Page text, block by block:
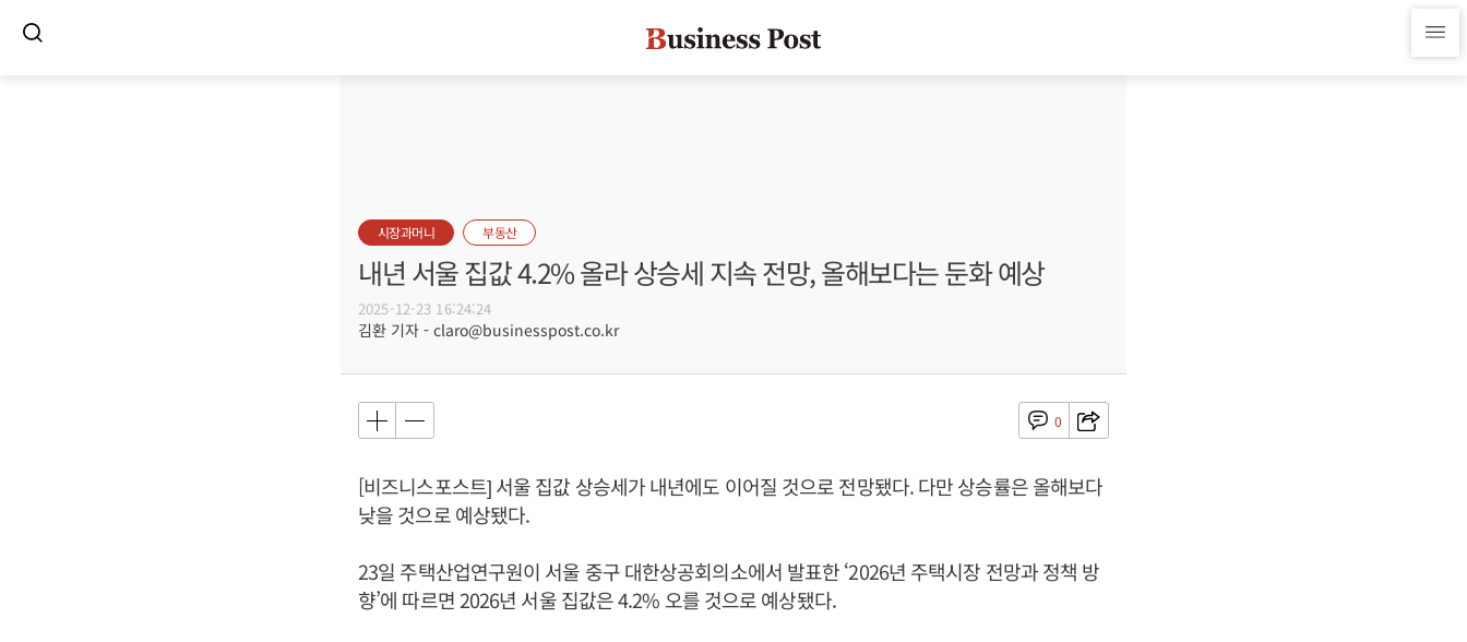
시장과머니 부동산
내년 서울 집값 4.2% 올라 상승세 지속 전망, 올해보다는 둔화 예상
2025-12-23 16:24:24
김환 기자 - claro@businesspost.co.kr
0
[비즈니스포스트] 서울 집값 상승세가 내년에도 이어질 것으로 전망됐다. 다만 상승률은 올해보다
낮을 것으로 예상됐다.
23일 주택산업연구원이 서울 중구 대한상공회의소에서 발표한 ‘2026년 주택시장 전망과 정책 방
향’에 따르면 2026년 서울 집값은 4.2% 오를 것으로 예상됐다.